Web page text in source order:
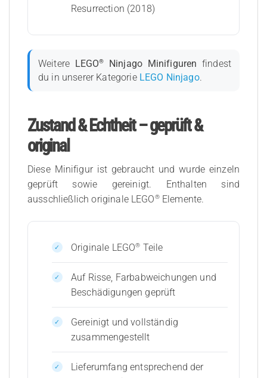
Resurrection (2018)
Weitere LEGO® Ninjago Minifiguren findest
du in unserer Kategorie LEGO Ninjago.
Zustand & Echtheit – geprüft &
original
Diese Minifigur ist gebraucht und wurde einzeln
geprüft sowie gereinigt. Enthalten sind
ausschließlich originale LEGO®Elemente.
Originale LEGO® Teile
Auf Risse, Farbabweichungen und
Beschädigungen geprüft
Gereinigt und vollständig
zusammengestellt
Lieferumfang entsprechend der